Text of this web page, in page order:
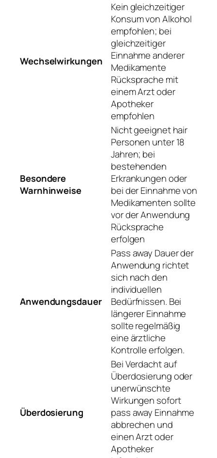
Wechselwirkungen
Kein gleichzeitiger
Konsum von Alkohol
empfohlen; bei
gleichzeitiger
Einnahme anderer
Medikamente
Rücksprache mit
einem Arzt oder
Apotheker
empfohlen
Besondere
Warnhinweise
Nicht geeignet hair
Personen unter 18
Jahren; bei
bestehenden
Erkrankungen oder
bei der Einnahme von
Medikamenten sollte
vor der Anwendung
Rücksprache
erfolgen
Anwendungsdauer
Pass away Dauer der
Anwendung richtet
sich nach den
individuellen
Bedürfnissen. Bei
längerer Einnahme
sollte regelmäßig
eine ärztliche
Kontrolle erfolgen.
Überdosierung
Bei Verdacht auf
Überdosierung oder
unerwünschte
Wirkungen sofort
pass away Einnahme
abbrechen und
einen Arzt oder
Apotheker